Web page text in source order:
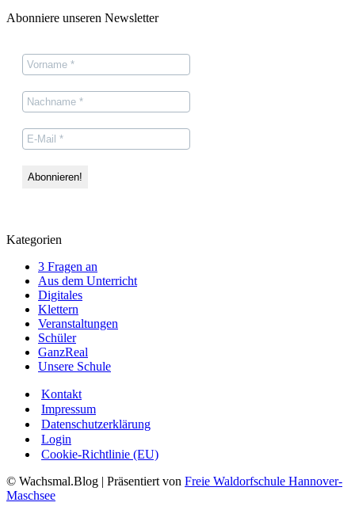
Abonniere unseren Newsletter
Kategorien
3 Fragen an
Aus dem Unterricht
Digitales
Klettern
Veranstaltungen
Schüler
GanzReal
Unsere Schule
Kontakt
Impressum
Datenschutzerklärung
Login
Cookie-Richtlinie (EU)
© Wachsmal.Blog | Präsentiert von Freie Waldorfschule Hannover-
Maschsee